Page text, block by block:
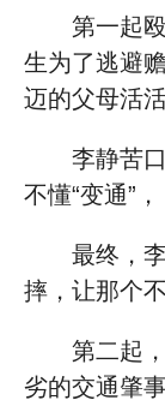
第一起
生为了逃避
迈的父母活
李静苦
不懂“变通”，
最终，
摔，让那个
第二起
劣的交通肇